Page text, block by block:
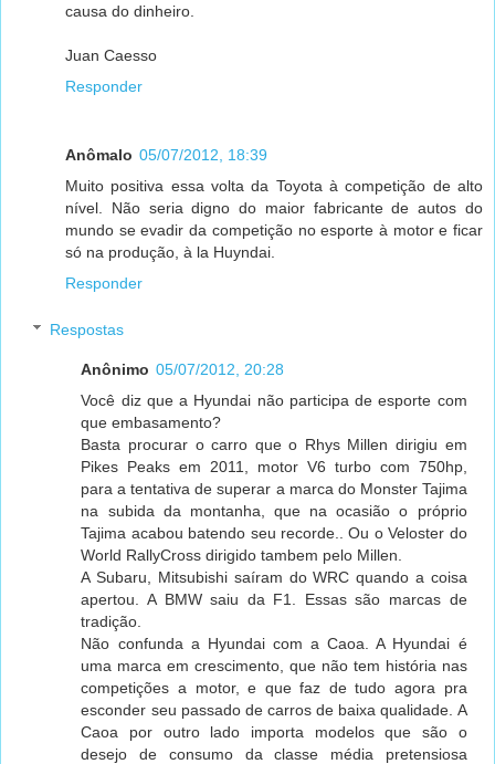
causa do dinheiro.
Juan Caesso
Responder
Anômalo 05/07/2012, 18:39
Muito positiva essa volta da Toyota à competição de alto
nível. Não seria digno do maior fabricante de autos do
mundo se evadir da competição no esporte à motor e ficar
só na produção, à la Huyndai.
Responder
Respostas
Anônimo 05/07/2012, 20:28
Você diz que a Hyundai não participa de esporte com
que embasamento?
Basta procurar o carro que o Rhys Millen dirigiu em
Pikes Peaks em 2011, motor V6 turbo com 750hp,
para a tentativa de superar a marca do Monster Tajima
na subida da montanha, que na ocasião o próprio
Tajima acabou batendo seu recorde.. Ou o Veloster do
World RallyCross dirigido tambem pelo Millen.
A Subaru, Mitsubishi saíram do WRC quando a coisa
apertou. A BMW saiu da F1. Essas são marcas de
tradição.
Não confunda a Hyundai com a Caoa. A Hyundai é
uma marca em crescimento, que não tem história nas
competições a motor, e que faz de tudo agora pra
esconder seu passado de carros de baixa qualidade. A
Caoa por outro lado importa modelos que são o
desejo de consumo da classe média pretensiosa